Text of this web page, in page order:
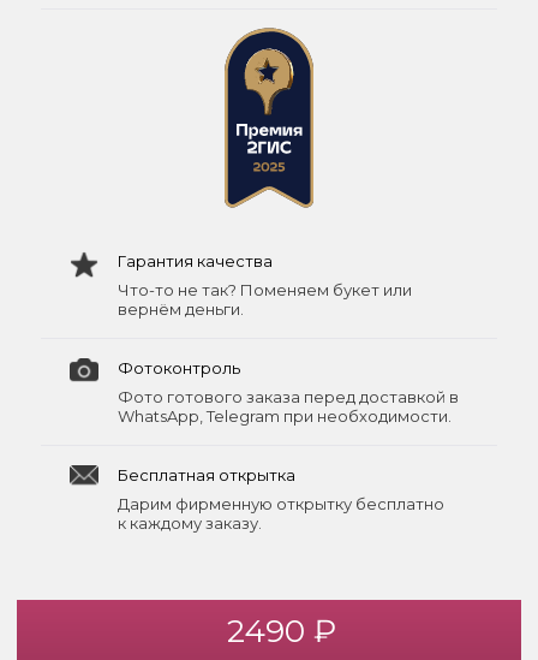
Гарантия качества
Что-то не так? Поменяем букет или
вернём деньги.
Фотоконтроль
Фото готового заказа перед доставкой в
WhatsApp, Telegram при необходимости.
Бесплатная открытка
Дарим фирменную открытку бесплатно
к каждому заказу.
2490 ₽